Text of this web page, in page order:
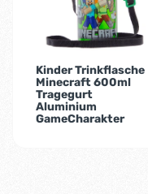
Kinder Trinkflasche
Minecraft 600ml
Tragegurt
Aluminium
GameCharakter